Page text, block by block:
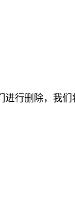
删除，我们